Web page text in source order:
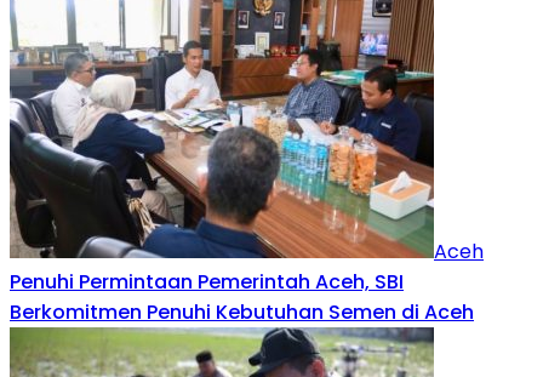
Aceh
Penuhi Permintaan Pemerintah Aceh, SBI
Berkomitmen Penuhi Kebutuhan Semen di Aceh